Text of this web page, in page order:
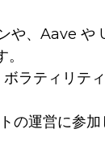
や、Aave
ラティリテ
の運営に参